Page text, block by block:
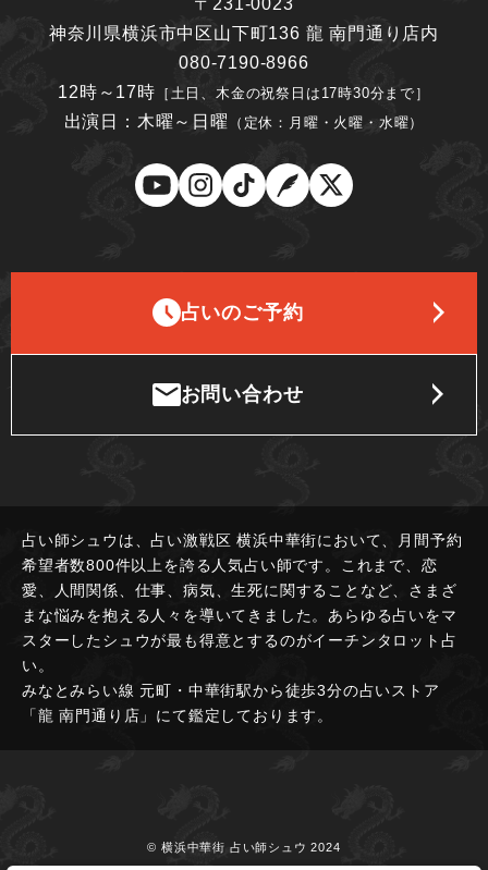
〒231-0023
神奈川県横浜市中区山下町136 龍 南門通り店内
080-7190-8966
12時～17時 ［土日、木金の祝祭日は17時30分まで］
出演日：木曜～日曜 （定休：月曜・火曜・水曜）
占いのご予約
お問い合わせ
占い師シュウは、占い激戦区 横浜中華街において、月間予約
希望者数800件以上を誇る人気占い師です。これまで、恋
愛、人間関係、仕事、病気、生死に関することなど、さまざ
まな悩みを抱える人々を導いてきました。あらゆる占いをマ
スターしたシュウが最も得意とするのがイーチンタロット占
い。
みなとみらい線 元町・中華街駅から徒歩3分の占いストア
「龍 南門通り店」にて鑑定しております。
© 横浜中華街 占い師シュウ 2024